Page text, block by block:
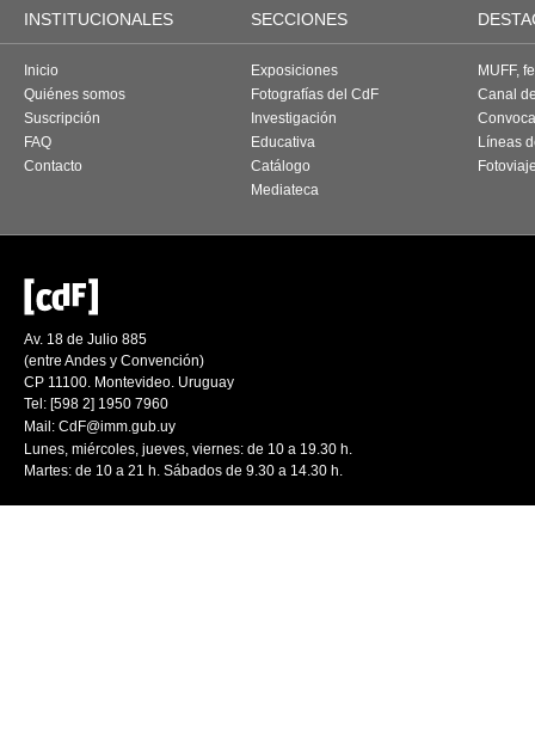
INSTITUCIONALES SECCIONES
Inicio
Quiénes somos
Suscripción
FAQ
Contacto
Exposiciones
Fotografías del CdF
Investigación
Educativa
Catálogo
Mediateca
MUFF,
Canal
Líneas
Av. 18 de Julio 885
(entre Andes y Convención)
CP 11100. Montevideo. Uruguay
Tel: [598 2] 1950 7960
Mail: CdF@imm.gub.uy
Lunes, miércoles, jueves, viernes: de 10 a 19.30 h.
Martes: de 10 a 21 h. Sábados de 9.30 a 14.30 h.